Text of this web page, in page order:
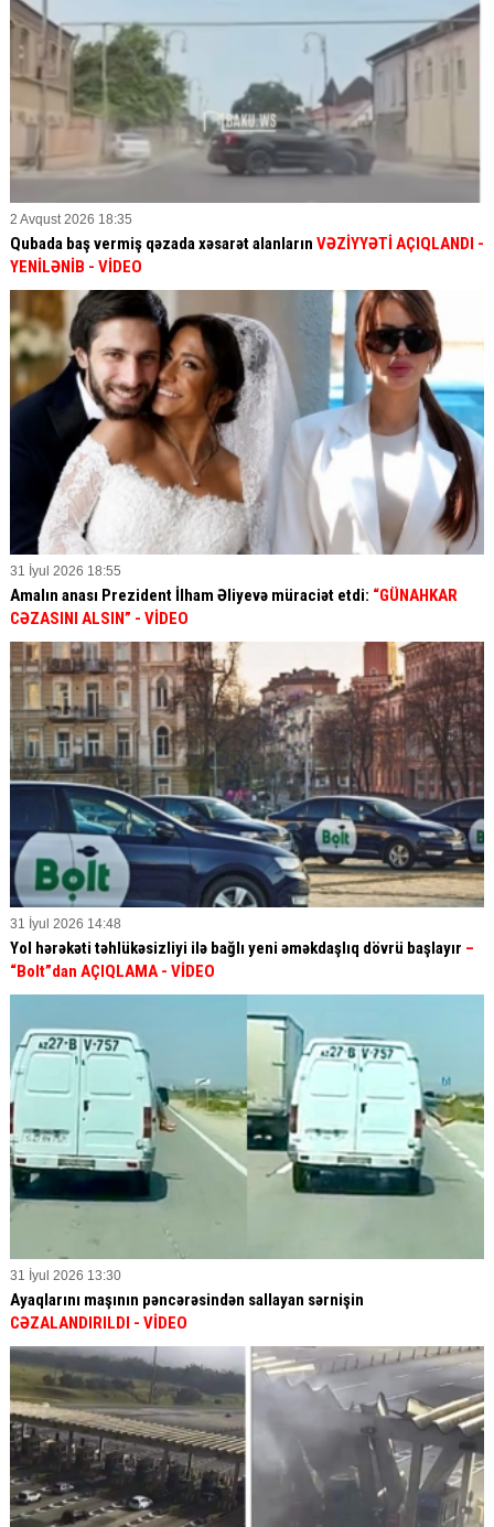
2 Avqust 2026 18:35
Qubada baş vermiş qəzada xəsarət alanların VƏZİYYƏTİ AÇIQLANDI -
YENİLƏNİB - VİDEO
31 İyul 2026 18:55
Amalın anası Prezident İlham Əliyevə müraciət etdi: “GÜNAHKAR
CƏZASINI ALSIN” - VİDEO
31 İyul 2026 14:48
Yol hərəkəti təhlükəsizliyi ilə bağlı yeni əməkdaşlıq dövrü başlayır –
“Bolt”dan AÇIQLAMA - VİDEO
31 İyul 2026 13:30
Ayaqlarını maşının pəncərəsindən sallayan sərnişin
CƏZALANDIRILDI - VİDEO